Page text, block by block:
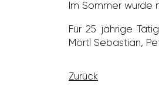
Im Sommer wurde
Für 25 jährige
Mörtl Sebas­tian,
Zurück